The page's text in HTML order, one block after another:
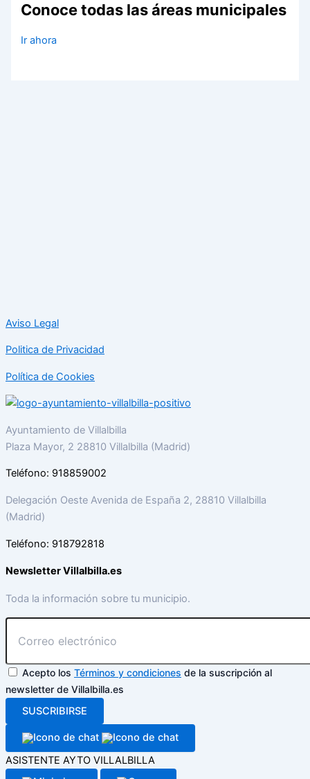
Conoce todas las áreas municipales
Ir ahora
Aviso Legal
Politica de Privacidad
Política de Cookies
Ayuntamiento de Villalbilla
Plaza Mayor, 2 28810 Villalbilla (Madrid)
Teléfono: 918859002
Delegación Oeste Avenida de España 2, 28810 Villalbilla
(Madrid)
Teléfono: 918792818
Newsletter Villalbilla.es
Toda la información sobre tu municipio.
Acepto los Términos y condiciones de la suscripción al
newsletter de Villalbilla.es
SUSCRIBIRSE
ASISTENTE AYTO VILLALBILLA